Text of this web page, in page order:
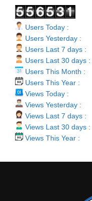
Users Today :
Users Yesterday :
Users Last 7 days :
Users Last 30 days :
Users This Month :
Users This Year :
Views Today :
Views Yesterday :
Views Last 7 days :
Views Last 30 days :
Views This Year :